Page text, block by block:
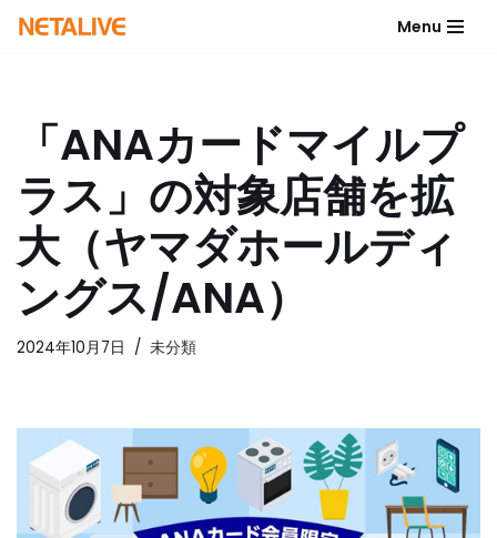
へ
ス
キ
ッ
プ
Menu
「ANAカードマイルプ
ラス」の対象店舗を拡
大（ヤマダホールディ
ングス/ANA）
2024年10月7日 未分類